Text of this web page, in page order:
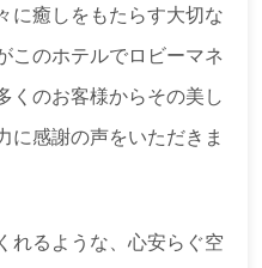
に癒しをもたらす大切な
このホテルでロビーマネ
くのお客様からその美し
に感謝の声をいただきま
れるような、心安らぐ空